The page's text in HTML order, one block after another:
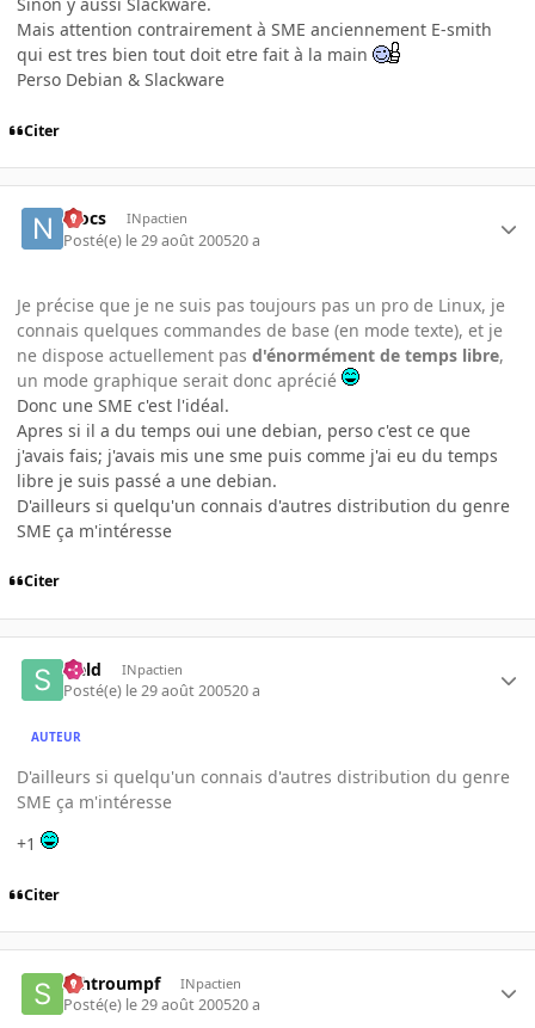
Mais attention contrairement à SME anciennement E-smith
qui est tres bien tout doit etre fait à la main
Perso Debian & Slackware
Citer
niocs INpactien
Posté(e) le 29 août 200520 a
Je précise que je ne suis pas toujours pas un pro de Linux, je
connais quelques commandes de base (en mode texte), et je
ne dispose actuellement pas d'énormément de temps libre,
un mode graphique serait donc aprécié
Donc une SME c'est l'idéal.
Apres si il a du temps oui une debian, perso c'est ce que
j'avais fais; j'avais mis une sme puis comme j'ai eu du temps
libre je suis passé a une debian.
D'ailleurs si quelqu'un connais d'autres distribution du genre
SME ça m'intéresse
Citer
sield INpactien
Posté(e) le 29 août 200520 a
AUTEUR
D'ailleurs si quelqu'un connais d'autres distribution du genre
SME ça m'intéresse
+1
Citer
schtroumpf INpactien
Posté(e) le 29 août 200520 a